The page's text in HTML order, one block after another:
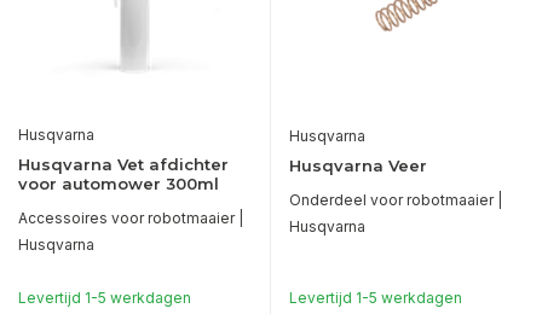
Husqvarna
Husqvarna Vet afdichter
voor automower 300ml
Accessoires voor robotmaaier |
Husqvarna
Levertijd 1-5 werkdagen
Husqvarna
Husqvarna Veer
Onderdeel voor robotmaaier |
Husqvarna
Levertijd 1-5 werkdagen